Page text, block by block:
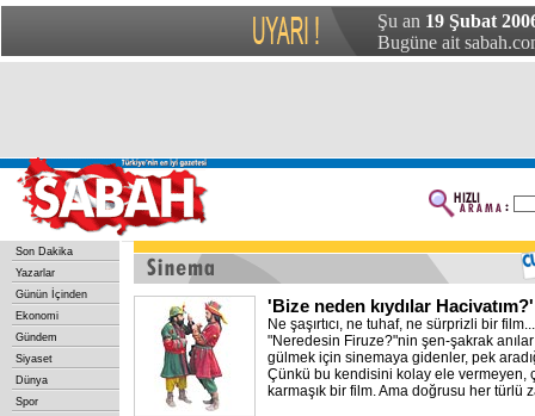
Şu an 19 Şubat
Bugüne ait
Son Dakika
Yazarlar
Günün İçinden
Ekonomi
Gündem
Siyaset
Dünya
Spor
'Bize neden kıydılar
Ne şaşırtıcı, ne tuhaf, ne sürprizli bir
"Neredesin Firuze?"nin şen-şakrak
gülmek için sinemaya gidenler, pek
Çünkü bu kendisini kolay ele vermeyen,
karmaşık bir film. Ama doğrusu her türlü